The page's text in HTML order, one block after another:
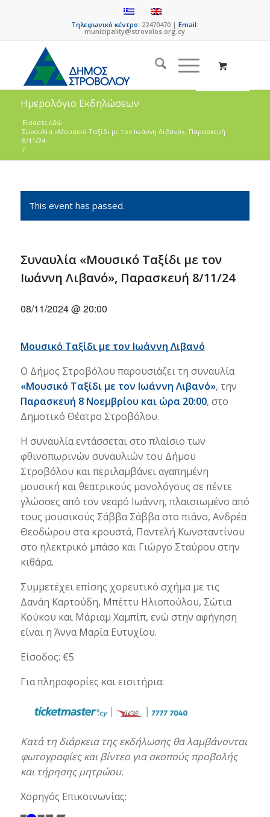
Τηλεφωνικό κέντρο: 22470470 |Email:
municipality@strovolos.org.cy
Ημερολόγιο Εκδηλώσεων
Είσαστε εδώ:
Συναυλία «Μουσικό Ταξίδι με τον Ιωάννη Λιβανό», Παρασκευή
8/11/24...
/
This event has passed.
Συναυλία «Μουσικό Ταξίδι με τον
Ιωάννη Λιβανό», Παρασκευή 8/11/24
08/11/2024 @ 20:00
Μουσικό Ταξίδι με τον Ιωάννη Λιβανό
Ο Δήμος Στροβόλου παρουσιάζει τη συναυλία
«Μουσικό Ταξίδι με τον Ιωάννη Λιβανό», την
Παρασκευή 8 Νοεμβρίου και ώρα 20:00, στο
Δημοτικό Θέατρο Στροβόλου.
Η συναυλία εντάσσεται στο πλαίσιο των
φθινοπωρινών συναυλιών του Δήμου
Στροβόλου και περιλαμβάνει αγαπημένη
μουσική και θεατρικούς μονολόγους σε πέντε
γλώσσες από τον νεαρό Ιωάννη, πλαισιωμένο από
τους μουσικούς Σάββα Σάββα στο πιάνο, Ανδρέα
Θεοδώρου στα κρουστά, Παντελή Κωνσταντίνου
στο ηλεκτρικό μπάσο και Γιώργο Σταύρου στην
κιθάρα.
Συμμετέχει επίσης χορευτικό σχήμα με τις
Δανάη Καρτούδη, Μπέττυ Ηλιοπούλου, Σώτια
Κούκου και Μάριαμ Χαμπίπ, ενώ στην αφήγηση
είναι η Άννα Μαρία Ευτυχίου.
Είσοδος: €5
Για πληροφορίες και εισιτήρια:
Κατά τη διάρκεια της εκδήλωσης θα λαμβάνονται
φωτογραφίες και βίντεο για σκοπούς προβολής
και τήρησης μητρώου.
Χορηγός Επικοινωνίας: